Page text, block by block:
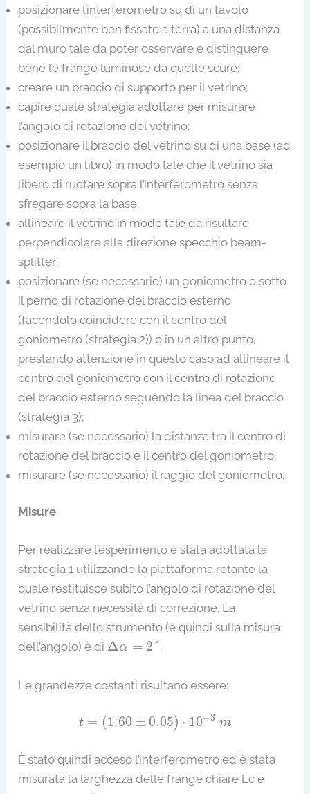
posizionare l’interferometro su di un tavolo
(possibilmente ben fissato a terra) a una distanza
dal muro tale da poter osservare e distinguere
bene le frange luminose da quelle scure;
creare un braccio di supporto per il vetrino;
capire quale strategia adottare per misurare
l’angolo di rotazione del vetrino;
posizionare il braccio del vetrino su di una base (ad
esempio un libro) in modo tale che il vetrino sia
libero di ruotare sopra l’interferometro senza
sfregare sopra la base;
allineare il vetrino in modo tale da risultare
perpendicolare alla direzione specchio beam-
splitter;
posizionare (se necessario) un goniometro o sotto
il perno di rotazione del braccio esterno
(facendolo coincidere con il centro del
goniometro (strategia 2)) o in un altro punto,
prestando attenzione in questo caso ad allineare il
centro del goniometro con il centro di rotazione
del braccio esterno seguendo la linea del braccio
(strategia 3);
misurare (se necessario) la distanza tra il centro di
rotazione del braccio e il centro del goniometro;
misurare (se necessario) il raggio del goniometro.
Misure
Per realizzare l’esperimento è stata adottata la
strategia 1 utilizzando la piattaforma rotante la
quale restituisce subito l’angolo di rotazione del
vetrino senza necessità di correzione. La
sensibilità dello strumento (e quindi sulla misura
dell’angolo) è di Δα = 2°
Δ α= .
Le grandezze costanti risultano essere:
t = (1.60 ± 0.05) ⋅ 10−3 m
(1.60 0.05)⋅10 − 3 m
È stato quindi acceso l’interferometro ed è stata
misurata la larghezza delle frange chiare Lc e